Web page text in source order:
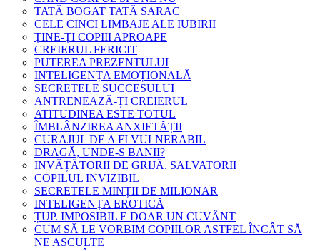
TATĂ BOGAT TATĂ SARAC
CELE CINCI LIMBAJE ALE IUBIRII
ȚINE-ȚI COPIII APROAPE
CREIERUL FERICIT
PUTEREA PREZENTULUI
INTELIGENȚA EMOȚIONALĂ
SECRETELE SUCCESULUI
ANTRENEAZĂ-ȚI CREIERUL
ATITUDINEA ESTE TOTUL
ÎMBLÂNZIREA ANXIETĂȚII
CURAJUL DE A FI VULNERABIL
DRAGĂ, UNDE-S BANII?
INVĂȚĂTORII DE GRIJĂ. SALVATORII
COPILUL INVIZIBIL
SECRETELE MINȚII DE MILIONAR
INTELIGENȚA EROTICĂ
ȚUP. IMPOSIBIL E DOAR UN CUVÂNT
CUM SĂ LE VORBIM COPIILOR ASTFEL ÎNCÂT SĂ
NE ASCULTE